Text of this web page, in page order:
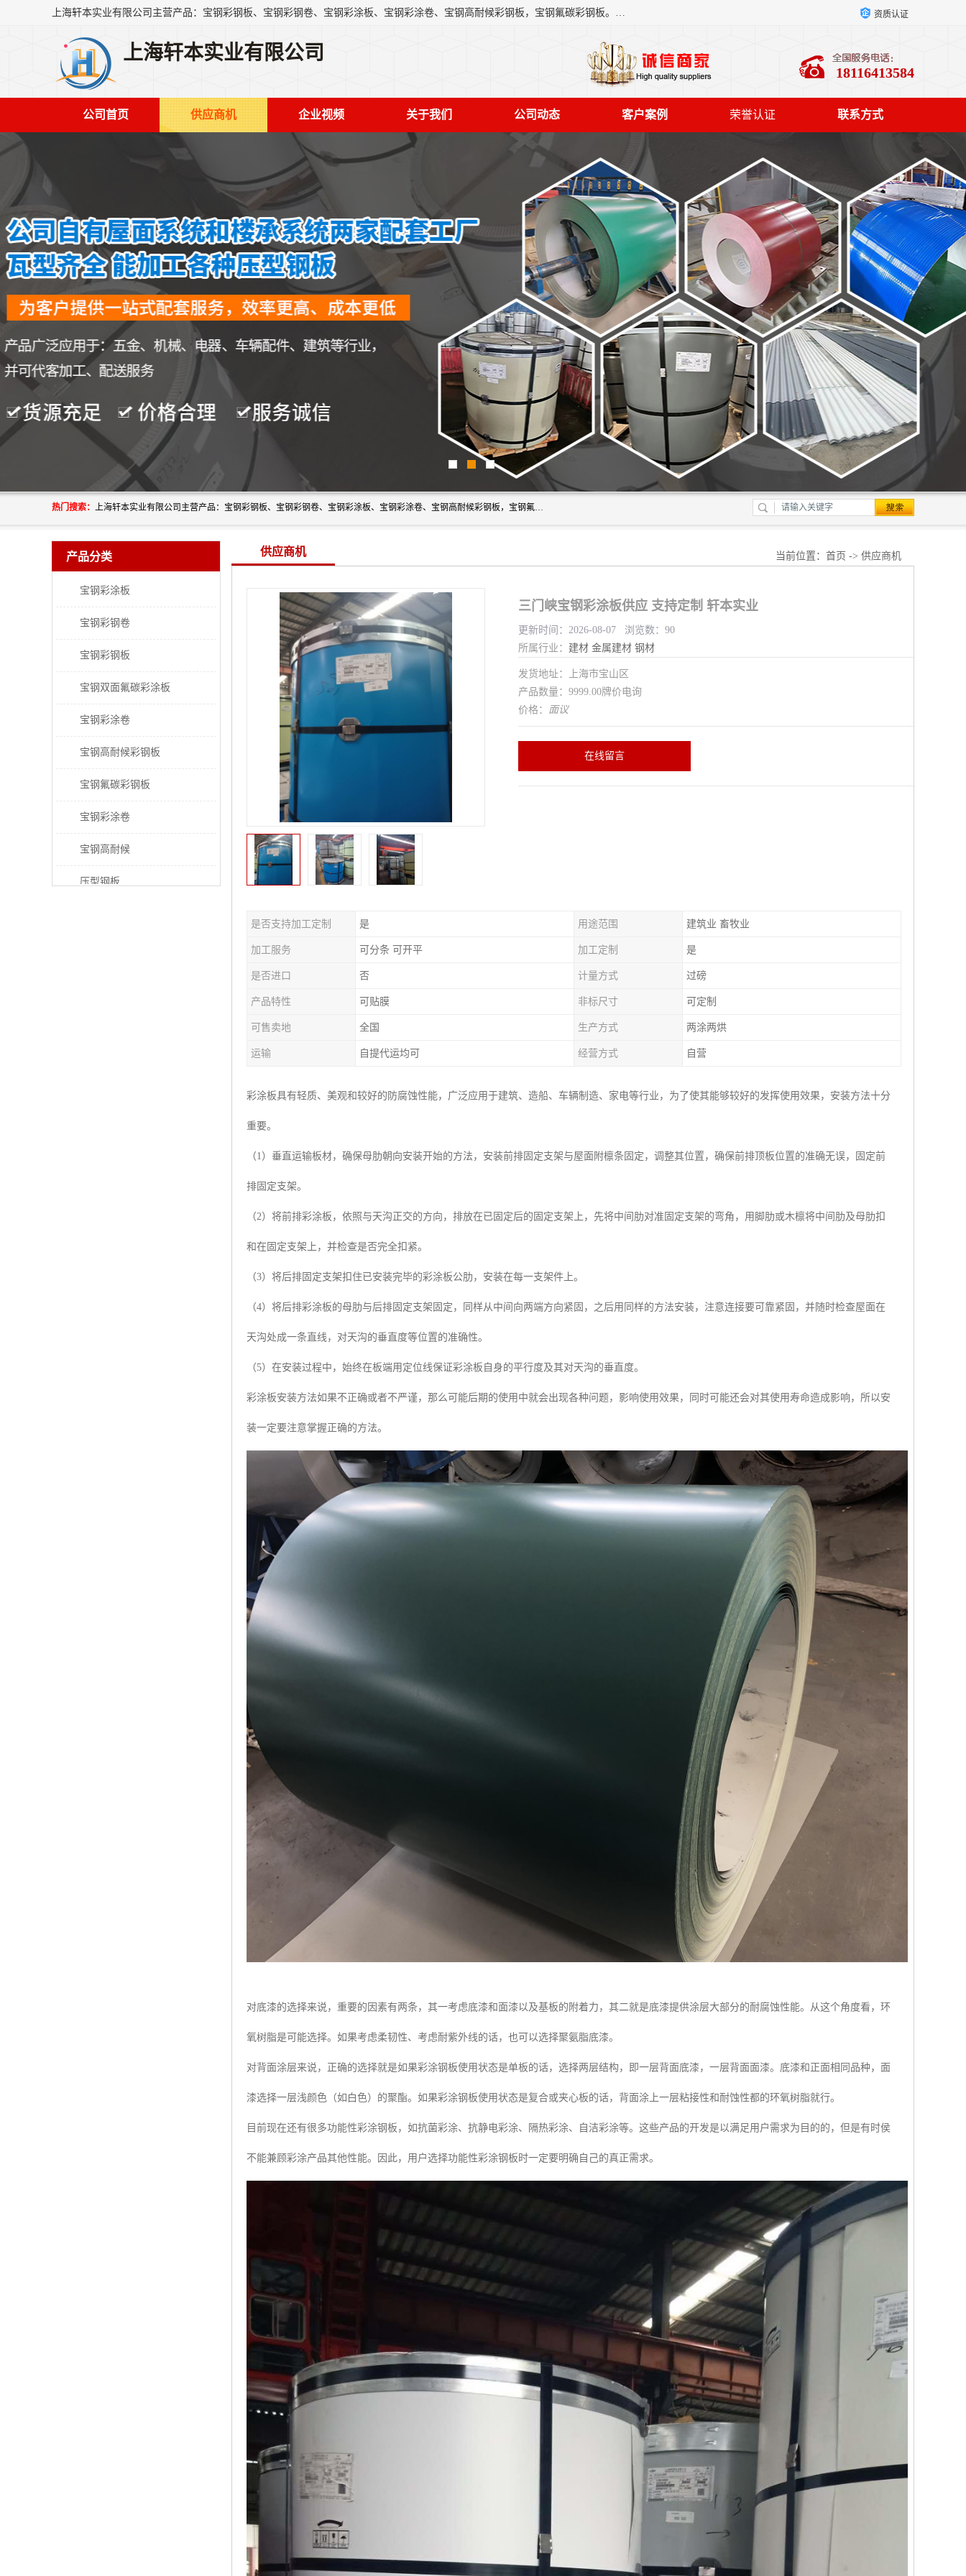
上海轩本实业有限公司主营产品：宝钢彩钢板、宝钢彩钢卷、宝钢彩涂板、宝钢彩涂卷、宝钢高耐候彩钢板，宝钢氟碳彩钢板。是一家集钢铁贸易，物流、加工为一体的产业全配套公司。 资质认证
上海轩本实业有限公司
18116413584
公司首页 供应商机 企业视频 关于我们 公司动态 客户案例 荣誉认证 联系方式
热门搜索： 上海轩本实业有限公司主营产品：宝钢彩钢板、宝钢彩钢卷、宝钢彩涂板、宝钢彩涂卷、宝钢高耐候彩钢板，宝钢氟碳彩钢板。是一家集钢铁贸易，物流、加工为一体的产业全配套公司。
产品分类
宝钢彩涂板
宝钢彩钢卷
宝钢彩钢板
宝钢双面氟碳彩涂板
宝钢彩涂卷
宝钢高耐候彩钢板
宝钢氟碳彩钢板
宝钢彩涂卷
宝钢高耐候
压型钢板
供应商机 当前位置： 首页 -> 供应商机
三门峡宝钢彩涂板供应 支持定制 轩本实业
更新时间：2026-08-07 浏览数：90
所属行业： 建材 金属建材 钢材
发货地址：上海市宝山区
产品数量：9999.00牌价电询
价格： 面议
在线留言
是否支持加工定制 是 用途范围 建筑业 畜牧业
加工服务 可分条 可开平 加工定制 是
是否进口 否 计量方式 过磅
产品特性 可贴膜 非标尺寸 可定制
可售卖地 全国 生产方式 两涂两烘
运输 自提代运均可 经营方式 自营
彩涂板具有轻质、美观和较好的防腐蚀性能，广泛应用于建筑、造船、车辆制造、家电等行业，为了使其能够较好的发挥使用效果，安装方法十分
重要。
（1）垂直运输板材，确保母肋朝向安装开始的方法，安装前排固定支架与屋面附檩条固定，调整其位置，确保前排顶板位置的准确无误，固定前
排固定支架。
（2）将前排彩涂板，依照与天沟正交的方向，排放在已固定后的固定支架上，先将中间肋对准固定支架的弯角，用脚肋或木檩将中间肋及母肋扣
和在固定支架上，并检查是否完全扣紧。
（3）将后排固定支架扣住已安装完毕的彩涂板公肋，安装在每一支架件上。
（4）将后排彩涂板的母肋与后排固定支架固定，同样从中间向两端方向紧固，之后用同样的方法安装，注意连接要可靠紧固，并随时检查屋面在
天沟处成一条直线，对天沟的垂直度等位置的准确性。
（5）在安装过程中，始终在板端用定位线保证彩涂板自身的平行度及其对天沟的垂直度。
彩涂板安装方法如果不正确或者不严谨，那么可能后期的使用中就会出现各种问题，影响使用效果，同时可能还会对其使用寿命造成影响，所以安
装一定要注意掌握正确的方法。
对底漆的选择来说，重要的因素有两条，其一考虑底漆和面漆以及基板的附着力，其二就是底漆提供涂层大部分的耐腐蚀性能。从这个角度看，环
氧树脂是可能选择。如果考虑柔韧性、考虑耐紫外线的话，也可以选择聚氨脂底漆。
对背面涂层来说，正确的选择就是如果彩涂钢板使用状态是单板的话，选择两层结构，即一层背面底漆，一层背面面漆。底漆和正面相同品种，面
漆选择一层浅颜色（如白色）的聚酯。如果彩涂钢板使用状态是复合或夹心板的话，背面涂上一层粘接性和耐蚀性都的环氧树脂就行。
目前现在还有很多功能性彩涂钢板，如抗菌彩涂、抗静电彩涂、隔热彩涂、自洁彩涂等。这些产品的开发是以满足用户需求为目的的，但是有时侯
不能兼顾彩涂产品其他性能。因此，用户选择功能性彩涂钢板时一定要明确自己的真正需求。